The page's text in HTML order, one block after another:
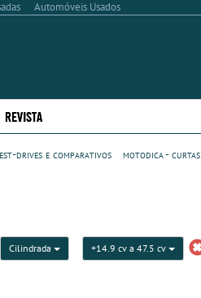
Automóveis Usados
REVISTA
drives e comparativos
motodica - curtas
Cilindrada +14.9 cv a 47.5 cv